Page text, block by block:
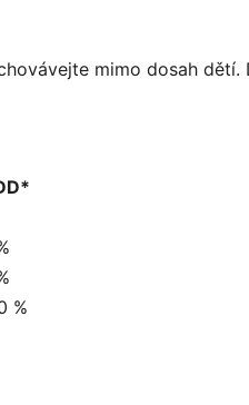
mimo dosah
%